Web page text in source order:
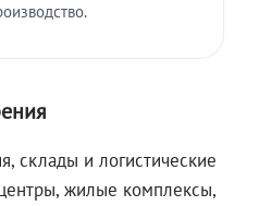
склады и логистические
жилые комплексы,